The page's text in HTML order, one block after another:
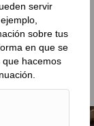
servir
sobre tus
en que se
hacemos